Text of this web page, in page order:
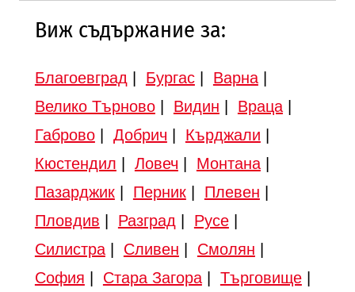
Виж съдържание за:
Благоевград Бургас| Варна|
Велико Търново| Видин Враца|
Габрово| Добрич Кърджали
Кюстендил
Ловеч Монтана|
Пазарджик| Перник| Плевен
Пловдив
Разград Русе|
Силистра| Сливен Смолян
София
Стара Загора| Търговище|